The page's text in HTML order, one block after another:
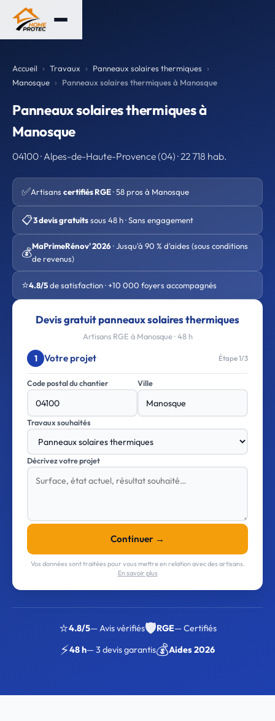
Accueil Travaux
Panneaux solaires thermiques
Manosque
Panneaux solaires thermiques à Manosque
Panneaux solaires thermiques à
Manosque
04100 · Alpes-de-Haute-Provence (04) · 22 718 hab.
✅Artisans certifiés RGE· 58 pros à Manosque
📋3 devis gratuitssous 48 h · Sans engagement
💰MaPrimeRénov' 2026· Jusqu'à 90 % d'aides (sous conditions
de revenus)
⭐4.8/5de satisfaction · +10 000 foyers accompagnés
Devis gratuit panneaux solaires thermiques
Artisans RGE à Manosque · 48 h
1 Votre projet Étape 1/3
Code postal du chantier Ville
Travaux souhaités
Décrivez votre projet
Continuer →
Vos données sont traitées pour vous mettre en relation avec des artisans.
En savoir plus
⭐4.8/5— Avis vérifiés🛡️RGE— Certifiés
⚡48 h— 3 devis garantis💰Aides 2026